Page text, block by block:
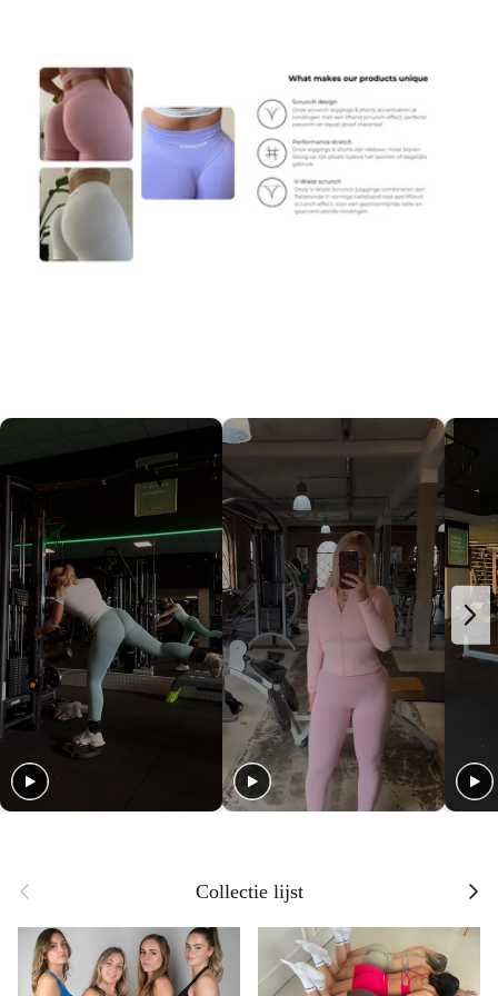
Previous Collectie lijst Next